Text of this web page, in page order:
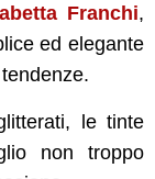
Franchi,
ed elegante
le tinte
non troppo